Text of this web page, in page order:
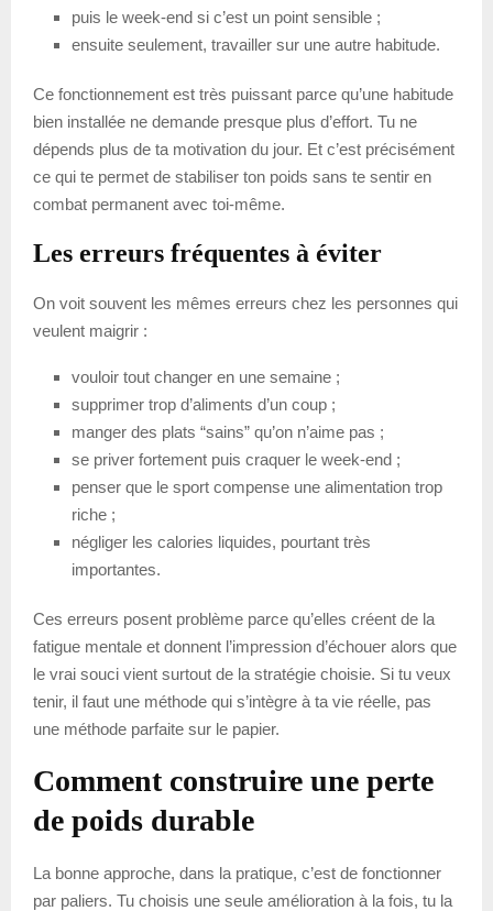
puis le week-end si c’est un point sensible ;
ensuite seulement, travailler sur une autre habitude.
Ce fonctionnement est très puissant parce qu’une habitude
bien installée ne demande presque plus d’effort. Tu ne
dépends plus de ta motivation du jour. Et c’est précisément
ce qui te permet de stabiliser ton poids sans te sentir en
combat permanent avec toi-même.
Les erreurs fréquentes à éviter
On voit souvent les mêmes erreurs chez les personnes qui
veulent maigrir :
vouloir tout changer en une semaine ;
supprimer trop d’aliments d’un coup ;
manger des plats “sains” qu’on n’aime pas ;
se priver fortement puis craquer le week-end ;
penser que le sport compense une alimentation trop
riche ;
négliger les calories liquides, pourtant très
importantes.
Ces erreurs posent problème parce qu’elles créent de la
fatigue mentale et donnent l’impression d’échouer alors que
le vrai souci vient surtout de la stratégie choisie. Si tu veux
tenir, il faut une méthode qui s’intègre à ta vie réelle, pas
une méthode parfaite sur le papier.
Comment construire une perte
de poids durable
La bonne approche, dans la pratique, c’est de fonctionner
par paliers. Tu choisis une seule amélioration à la fois, tu la